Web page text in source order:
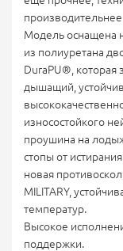
Модель оснащена
из полиуретана
DuraPU®, которая
дышащий,
износостойкого
проушина на
стопы от
новая
MILITARY,
температур.
Высокое
поддержки.